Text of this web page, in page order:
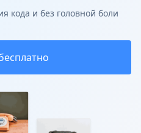
кода и без головной боли